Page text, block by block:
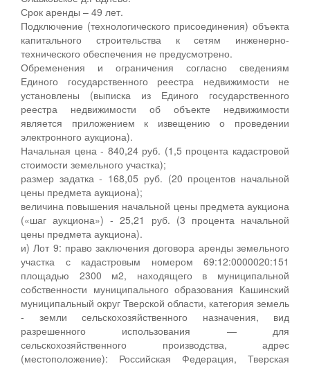
Срок аренды – 49 лет.
Подключение (технологического присоединения) объекта
капитального строительства к сетям инженерно-
технического обеспечения не предусмотрено.
Обременения и ограничения согласно сведениям
Единого государственного реестра недвижимости не
установлены (выписка из Единого государственного
реестра недвижимости об объекте недвижимости
является приложением к извещению о проведении
электронного аукциона).
Начальная цена - 840,24 руб. (1,5 процента кадастровой
стоимости земельного участка);
размер задатка - 168,05 руб. (20 процентов начальной
цены предмета аукциона);
величина повышения начальной цены предмета аукциона
(«шаг аукциона») - 25,21 руб. (3 процента начальной
цены предмета аукциона).
и) Лот 9: право заключения договора аренды земельного
участка с кадастровым номером 69:12:0000020:151
площадью 2300 м2, находящего в муниципальной
собственности муниципального образования Кашинский
муниципальный округ Тверской области, категория земель
- земли сельскохозяйственного назначения, вид
разрешенного использования — для
сельскохозяйственного производства, адрес
(местоположение): Российская Федерация, Тверская